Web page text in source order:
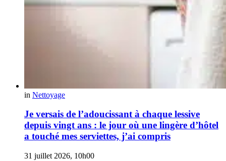
in Nettoyage
Je versais de l’adoucissant à chaque lessive
depuis vingt ans : le jour où une lingère d’hôtel
a touché mes serviettes, j’ai compris
31 juillet 2026, 10h00